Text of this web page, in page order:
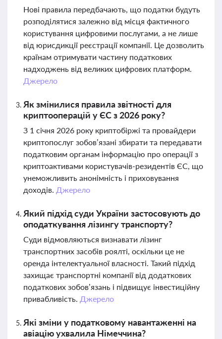
Нові правила передбачають, що податки будуть
розподілятися залежно від місця фактичного
користування цифровими послугами, а не лише
від юрисдикції реєстрації компанії. Це дозволить
країнам отримувати частину податкових
надходжень від великих цифрових платформ.
Джерело
Як змінилися правила звітності для
криптооперацій у ЄС з 2026 року?
З 1 січня 2026 року криптобіржі та провайдери
криптопослуг зобов’язані збирати та передавати
податковим органам інформацію про операції з
криптоактивами користувачів-резидентів ЄС, що
унеможливить анонімність і приховування
доходів. Джерело
Який підхід суди України застосовують до
оподаткування лізингу транспорту?
Суди відмовляються визнавати лізинг
транспортних засобів роялті, оскільки це не
оренда інтелектуальної власності. Такий підхід
захищає транспортні компанії від додаткових
податкових зобов’язань і підвищує інвестиційну
привабливість. Джерело
Які зміни у податковому навантаженні на
авіацію ухвалила Німеччина?